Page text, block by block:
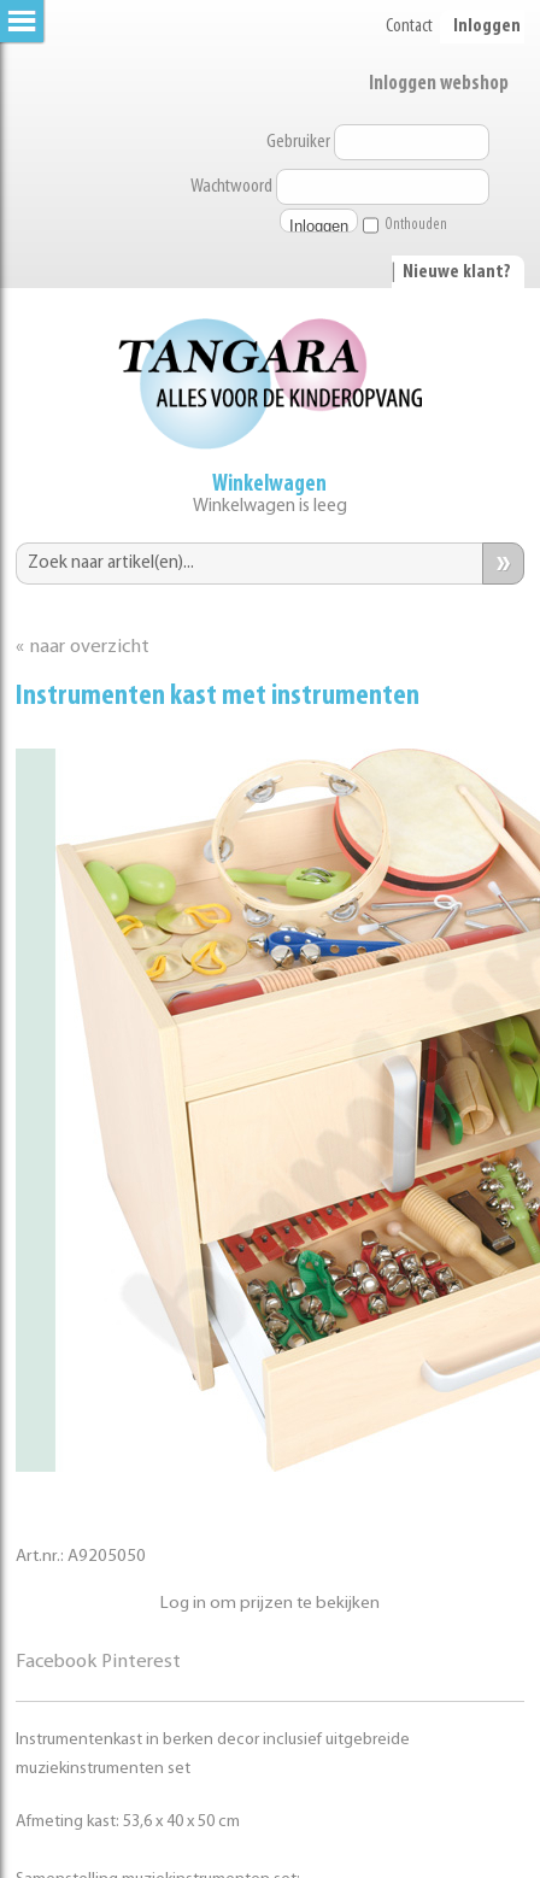
Contact Inloggen
Inloggen webshop
Gebruiker
Wachtwoord
Onthouden
Nieuwe klant?
Winkelwagen
Winkelwagen is leeg
»
« naar overzicht
Instrumenten kast met instrumenten
Art.nr.: A9205050
Log in om prijzen te bekijken
Facebook Pinterest
Instrumentenkast in berken decor inclusief uitgebreide
muziekinstrumenten set
Afmeting kast: 53,6 x 40 x 50 cm